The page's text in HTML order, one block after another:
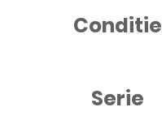
Conditie
Serie